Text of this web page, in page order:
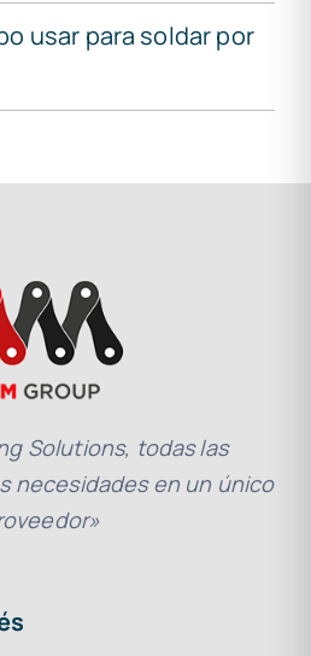
usar para soldar por
Solutions, todas las
necesidades en un único